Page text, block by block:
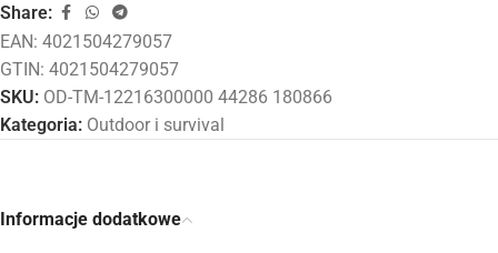
Share:
EAN: 4021504279057
GTIN: 4021504279057
SKU: OD-TM-12216300000 44286 180866
Kategoria: Outdoor i survival
Informacje dodatkowe